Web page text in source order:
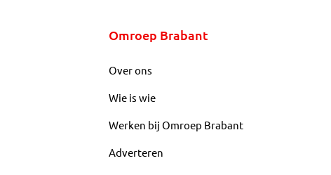
Omroep Brabant
Over ons
Wie is wie
Werken bij Omroep Brabant
Adverteren